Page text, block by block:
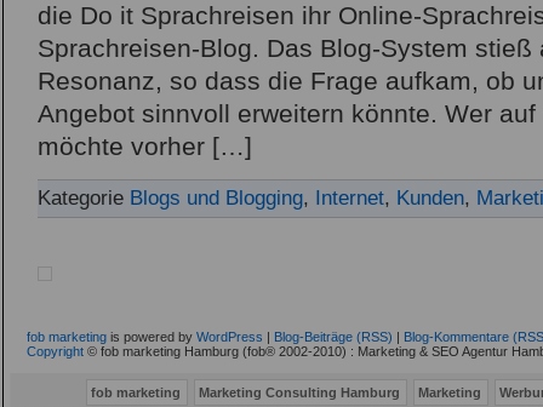
die Do it Sprachreisen ihr Online-
Sprachreisen-Blog. Das Blog-System
Resonanz, so dass die Frage aufkam, ob
Angebot sinnvoll erweitern könnte. Wer
möchte vorher […]
Kategorie Blogs und Blogging, Internet, Kunden,
fob marketing is powered by WordPress Blog-Beiträge (RSS)
Blog-Kommentare
Copyright © fob marketing Hamburg (fob® 2002-2010) : Marketing & SEO Agentur
fob marketing Marketing Consulting Hamburg Marketing